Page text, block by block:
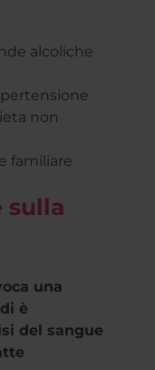
alcoliche
non
familiare
sulla
una
è
del sangue